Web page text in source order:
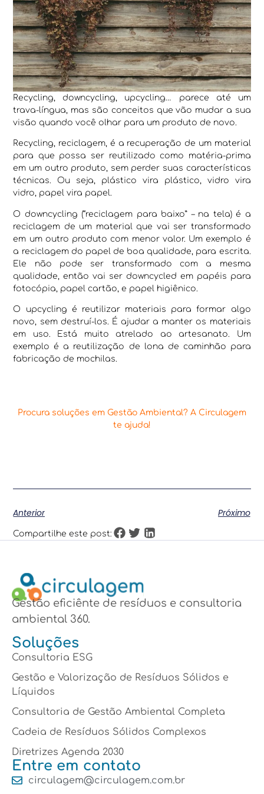
Recycling, downcycling, upcycling… parece até um
trava-língua, mas são conceitos que vão mudar a sua
visão quando você olhar para um produto de novo.
Recycling, reciclagem, é a recuperação de um material
para que possa ser reutilizado como matéria-prima
em um outro produto, sem perder suas características
técnicas. Ou seja, plástico vira plástico, vidro vira
vidro, papel vira papel.
O downcycling (“reciclagem para baixo” – na tela) é a
reciclagem de um material que vai ser transformado
em um outro produto com menor valor. Um exemplo é
a reciclagem do papel de boa qualidade, para escrita.
Ele não pode ser transformado com a mesma
qualidade, então vai ser downcycled em papéis para
fotocópia, papel cartão, e papel higiênico.
O upcycling é reutilizar materiais para formar algo
novo, sem destruí-los. É ajudar a manter os materiais
em uso. Está muito atrelado ao artesanato. Um
exemplo é a reutilização de lona de caminhão para
fabricação de mochilas.
Procura soluções em Gestão Ambiental? A Circulagem
te ajuda!
Anterior Próximo
Compartilhe este post:
Gestão eficiênte de resíduos e consultoria
ambiental 360.
Soluções
Consultoria ESG
Gestão e Valorização de Resíduos Sólidos e
Líquidos
Consultoria de Gestão Ambiental Completa
Cadeia de Resíduos Sólidos Complexos
Diretrizes Agenda 2030
Entre em contato
circulagem@circulagem.com.br